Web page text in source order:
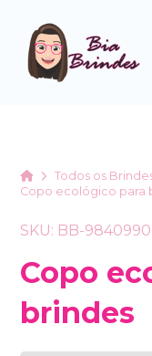
HomeTodos os
Copo ecológico para
SKU: BB-
Copo
brindes